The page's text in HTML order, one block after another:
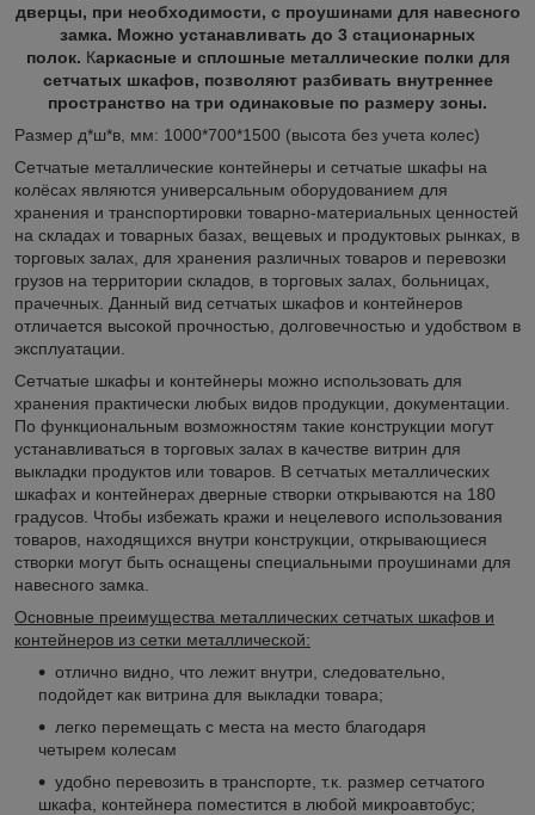
дверцы, при необходимости, с проушинами для навесного
замка. Можно устанавливать до 3 стационарных
полок. Каркасные и сплошные металлические полки для
сетчатых шкафов, позволяют разбивать внутреннее
пространство на три одинаковые по размеру зоны.
Размер д*ш*в, мм: 1000*700*1500 (высота без учета колес)
Сетчатые металлические контейнеры и сетчатые шкафы на
колёсах являются универсальным оборудованием для
хранения и транспортировки товарно-материальных ценностей
на складах и товарных базах, вещевых и продуктовых рынках, в
торговых залах, для хранения различных товаров и перевозки
грузов на территории складов, в торговых залах, больницах,
прачечных. Данный вид сетчатых шкафов и контейнеров
отличается высокой прочностью, долговечностью и удобством в
эксплуатации.
Сетчатые шкафы и контейнеры можно использовать для
хранения практически любых видов продукции, документации.
По функциональным возможностям такие конструкции могут
устанавливаться в торговых залах в качестве витрин для
выкладки продуктов или товаров. В сетчатых металлических
шкафах и контейнерах дверные створки открываются на 180
градусов. Чтобы избежать кражи и нецелевого использования
товаров, находящихся внутри конструкции, открывающиеся
створки могут быть оснащены специальными проушинами для
навесного замка.
Основные преимущества металлических сетчатых шкафов и
контейнеров из сетки металлической:
отлично видно, что лежит внутри, следовательно,
подойдет как витрина для выкладки товара;
легко перемещать с места на место благодаря
четырем колесам
удобно перевозить в транспорте, т.к. размер сетчатого
шкафа, контейнера поместится в любой микроавтобус;